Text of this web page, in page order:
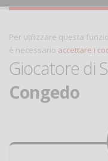
Per utilizzare questa
è necessario accettare i
Giocatore di
Congedo